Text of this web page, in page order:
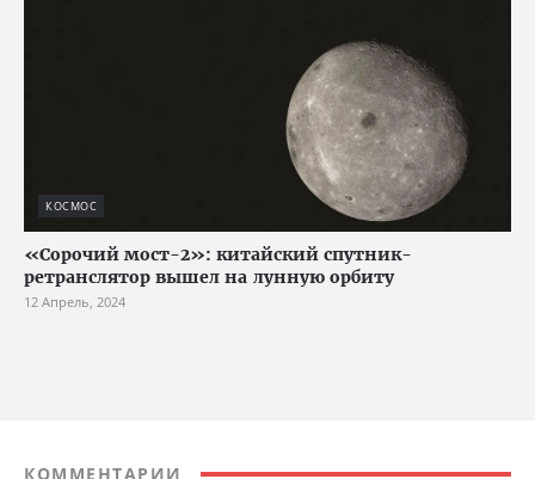
КОСМОС
«Сорочий мост-2»: китайский спутник-
ретранслятор вышел на лунную орбиту
12 Апрель, 2024
КОММЕНТАРИИ